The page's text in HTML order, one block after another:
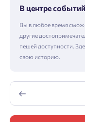
В центре событий
Вы в любое время
другие
пешей доступности.
свою историю.